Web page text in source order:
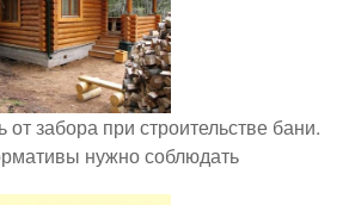
от забора при строительстве бани.
нужно соблюдать